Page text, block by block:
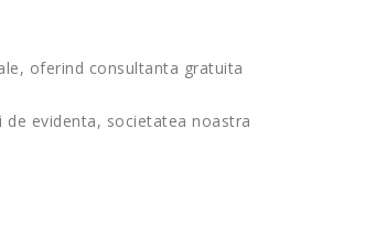
oferind consultanta gratuita
evidenta, societatea noastra